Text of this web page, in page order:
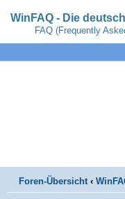
WinFAQ - Die
FAQ (Frequently
Foren-Übersicht ‹